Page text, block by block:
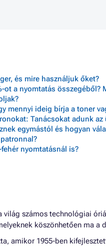
és mire használjuk őket?
ot a nyomtatás összegéből?
mennyi ideig bírja a toner
Tanácsokat adunk
egymástól és hogyan
nyomtatásnál is?
világ számos technológiai
köszönhetően ma
amikor 1955-ben